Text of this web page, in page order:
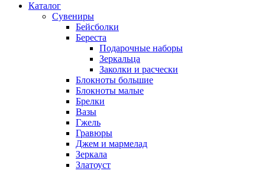
Каталог
Сувениры
Бейсболки
Береста
Подарочные наборы
Зеркальца
Заколки и расчески
Блокноты большие
Блокноты малые
Брелки
Вазы
Гжель
Гравюры
Джем и мармелад
Зеркала
Златоуст